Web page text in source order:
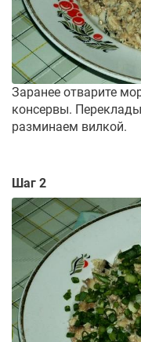
Заранее отварите
консервы.
разминаем вилкой.
Шаг 2